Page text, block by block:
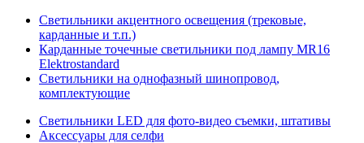
Светильники акцентного освещения (трековые,
карданные и т.п.)
Карданные точечные светильники под лампу MR16
Elektrostandard
Светильники на однофазный шинопровод,
комплектующие
Светильники LED для фото-видео съемки, штативы
Аксессуары для селфи